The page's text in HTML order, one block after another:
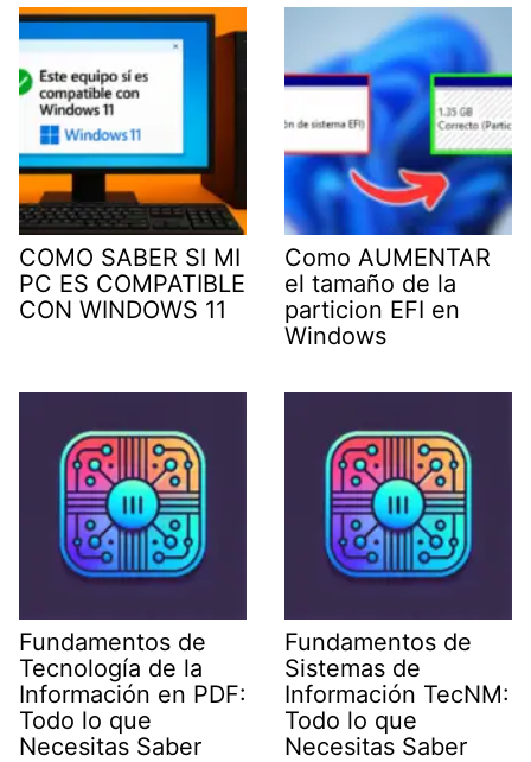
COMO SABER SI MI
PC ES COMPATIBLE
CON WINDOWS 11
Como AUMENTAR
el tamaño de la
particion EFI en
Windows
Fundamentos de
Tecnología de la
Información en PDF:
Todo lo que
Necesitas Saber
Fundamentos de
Sistemas de
Información TecNM:
Todo lo que
Necesitas Saber